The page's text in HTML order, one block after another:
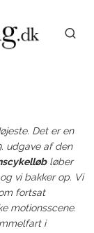
NYHEDER
Det er en
udgave af den
løber
vi bakker op. Vi
fortsat
motionsscene.
i